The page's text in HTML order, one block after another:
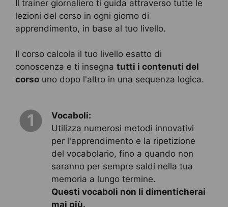
Il trainer giornaliero ti guida attraverso tutte le
lezioni del corso in ogni giorno di
apprendimento, in base al tuo livello.
Il corso calcola il tuo livello esatto di
conoscenza e ti insegna tutti i contenuti del
corso uno dopo l'altro in una sequenza logica.
1
Vocaboli:
Utilizza numerosi metodi innovativi
per l'apprendimento e la ripetizione
del vocabolario, fino a quando non
saranno per sempre saldi nella tua
memoria a lungo termine.
Questi vocaboli non li dimenticherai
mai più.